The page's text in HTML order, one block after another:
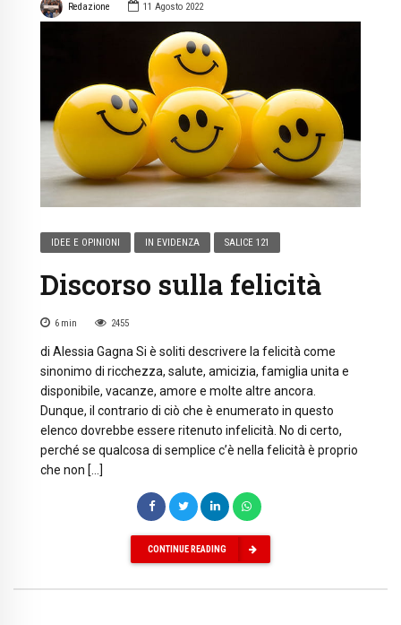
Redazione 11 Agosto 2022
IDEE E OPINIONI IN EVIDENZA SALICE 121
Discorso sulla felicità
6 min 2455
di Alessia Gagna Si è soliti descrivere la felicità come
sinonimo di ricchezza, salute, amicizia, famiglia unita e
disponibile, vacanze, amore e molte altre ancora.
Dunque, il contrario di ciò che è enumerato in questo
elenco dovrebbe essere ritenuto infelicità. No di certo,
perché se qualcosa di semplice c’è nella felicità è proprio
che non […]
CONTINUE READING